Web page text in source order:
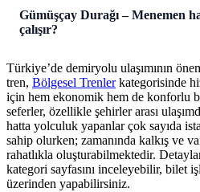
Gümüşçay Durağı – Menemen
çalışır?
Türkiye’de demiryolu ulaşımının
tren, Bölgesel Trenlerkategorisinde
için hem ekonomik hem de konforlu
seferler, özellikle şehirler arası
hatta yolculuk yapanlar çok sayıda
sahip olurken; zamanında kalkış ve
rahatlıkla oluşturabilmektedir.
kategori sayfasını inceleyebilir, bilet
üzerinden yapabilirsiniz.